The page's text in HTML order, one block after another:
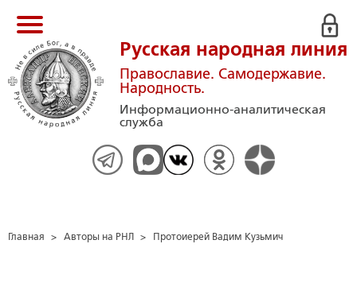
Русская народная линия
Православие. Самодержавие.
Народность.
Информационно-аналитическая
служба
Главная > Авторы на РНЛ > Протоиерей Вадим Кузьмич